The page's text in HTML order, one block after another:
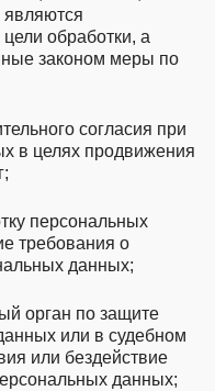
обработки, а
законом меры по
согласия при
в целях продвижения
персональных
требования о
данных;
орган по защите
или в судебном
или бездействие
данных;